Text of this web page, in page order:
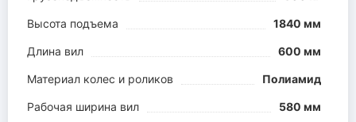
Высота подъема 1840 мм
Длина вил 600 мм
Материал колес и роликов Полиамид
Рабочая ширина вил 580 мм